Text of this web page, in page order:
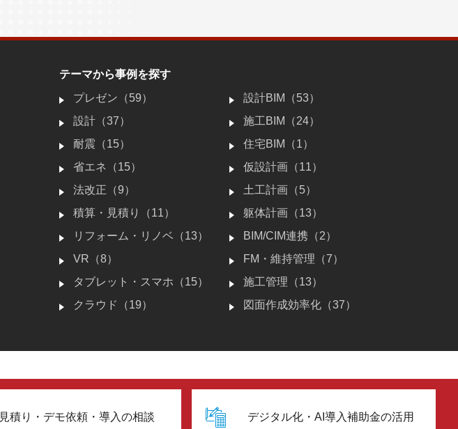
テーマから事例を探す
プレゼン（59）
設計（37）
耐震（15）
省エネ（15）
法改正（9）
積算・見積り（11）
リフォーム・リノベ（13）
VR（8）
タブレット・スマホ（15）
クラウド（19）
設計BIM（53）
施工BIM（24）
住宅BIM（1）
仮設計画（11）
土工計画（5）
躯体計画（13）
BIM/CIM連携（2）
FM・維持管理（7）
施工管理（13）
図面作成効率化（37）
見積り・デモ依頼・導入の相談 デジタル化・AI導入補助金の活用